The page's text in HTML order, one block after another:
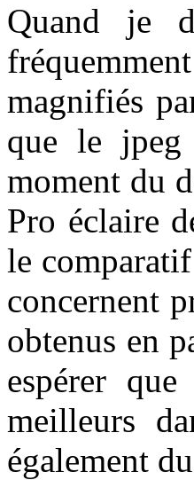
Quand je
magnifiés
que le
moment du
Pro éclaire
le
concernent
obtenus en
espérer
meilleurs
également